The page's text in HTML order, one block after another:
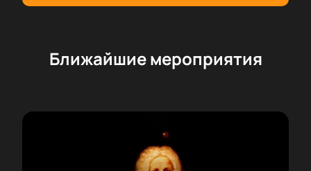
Ближайшие мероприятия